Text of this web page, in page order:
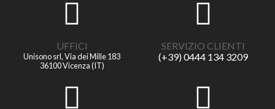
UFFICI
Unisono srl, Via dei Mille 183
36100 Vicenza (IT)
SERVIZIO CLIENTI
(+39) 0444 134 3209